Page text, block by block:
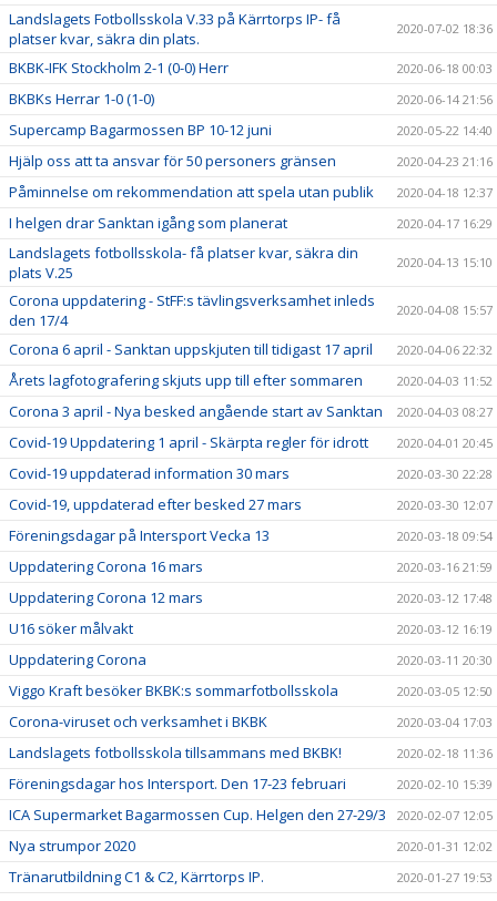
Landslagets Fotbollsskola V.33 på Kärrtorps IP- få
platser kvar, säkra din plats.
2020-07-02 18:36
BKBK-IFK Stockholm 2-1 (0-0) Herr 2020-06-18 00:03
BKBKs Herrar 1-0 (1-0) 2020-06-14 21:56
Supercamp Bagarmossen BP 10-12 juni 2020-05-22 14:40
Hjälp oss att ta ansvar för 50 personers gränsen 2020-04-23 21:16
Påminnelse om rekommendation att spela utan publik 2020-04-18 12:37
I helgen drar Sanktan igång som planerat 2020-04-17 16:29
Landslagets fotbollsskola- få platser kvar, säkra din
plats V.25
2020-04-13 15:10
Corona uppdatering - StFF:s tävlingsverksamhet inleds
den 17/4
2020-04-08 15:57
Corona 6 april - Sanktan uppskjuten till tidigast 17 april 2020-04-06 22:32
Årets lagfotografering skjuts upp till efter sommaren 2020-04-03 11:52
Corona 3 april - Nya besked angående start av Sanktan 2020-04-03 08:27
Covid-19 Uppdatering 1 april - Skärpta regler för idrott 2020-04-01 20:45
Covid-19 uppdaterad information 30 mars 2020-03-30 22:28
Covid-19, uppdaterad efter besked 27 mars 2020-03-30 12:07
Föreningsdagar på Intersport Vecka 13 2020-03-18 09:54
Uppdatering Corona 16 mars 2020-03-16 21:59
Uppdatering Corona 12 mars 2020-03-12 17:48
U16 söker målvakt 2020-03-12 16:19
Uppdatering Corona 2020-03-11 20:30
Viggo Kraft besöker BKBK:s sommarfotbollsskola 2020-03-05 12:50
Corona-viruset och verksamhet i BKBK 2020-03-04 17:03
Landslagets fotbollsskola tillsammans med BKBK! 2020-02-18 11:36
Föreningsdagar hos Intersport. Den 17-23 februari 2020-02-10 15:39
ICA Supermarket Bagarmossen Cup. Helgen den 27-29/3 2020-02-07 12:05
Nya strumpor 2020 2020-01-31 12:02
Tränarutbildning C1 & C2, Kärrtorps IP. 2020-01-27 19:53